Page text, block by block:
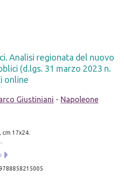
Analisi regionata del nuovo
(d.lgs. 31 marzo 2023 n.
online
Giustiniani - Napoleone
cm 17x24.